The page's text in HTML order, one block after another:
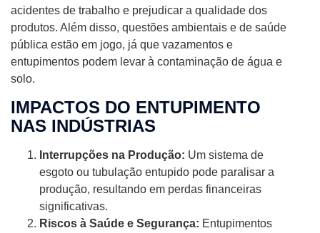
acidentes de trabalho e prejudicar a qualidade dos
produtos. Além disso, questões ambientais e de saúde
pública estão em jogo, já que vazamentos e
entupimentos podem levar à contaminação de água e
solo.
IMPACTOS DO ENTUPIMENTO
NAS INDÚSTRIAS
Interrupções na Produção: Um sistema de
esgoto ou tubulação entupido pode paralisar a
produção, resultando em perdas financeiras
significativas.
Riscos à Saúde e Segurança: Entupimentos